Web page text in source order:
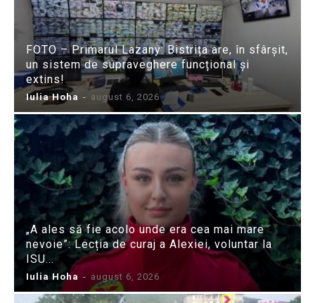
FOTO – Primarul Lazany: Bistrița are, în sfârșit,
un sistem de supraveghere funcțional și
extins!
Iulia Hoha - august 6, 2026
„A ales să fie acolo unde era cea mai mare
nevoie”: Lecția de curaj a Alexiei, voluntar la
ISU...
Iulia Hoha - august 6, 2026